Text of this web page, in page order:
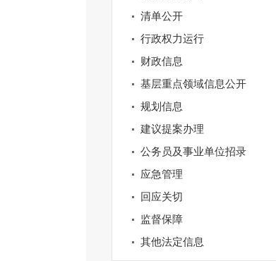
清单公开
行政权力运行
财政信息
基层重点领域信息公开
规划信息
建议提案办理
公务员及事业单位招录
应急管理
回应关切
监督保障
其他法定信息